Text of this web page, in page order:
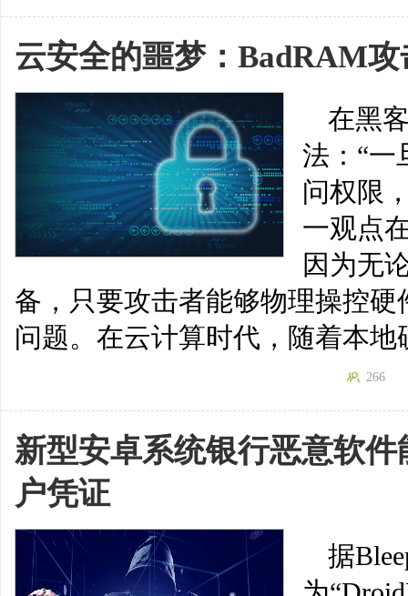
云安全的噩梦：BadRAM攻
在黑
法：“一
问权限
一观点
因为无
备，只要攻击者能够物理操控
问题。在云计算时代，随着本
266
新型安卓系统银行恶意软
户凭证
据